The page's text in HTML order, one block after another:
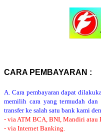
CARA PEMBAYARAN :
A. Cara pembayaran dapat
memilih cara yang termudah
transfer ke salah satu bank kami
- via ATM BCA, BNI, Mandiri atau
- via Internet Banking.